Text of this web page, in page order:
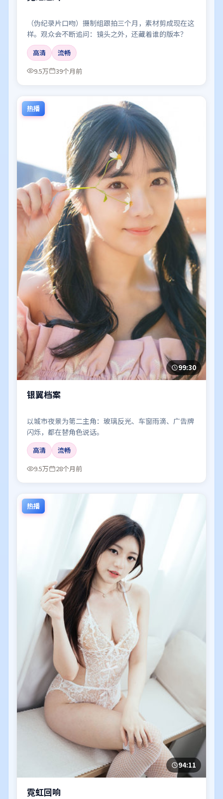
（伪纪录片口吻）摄制组跟拍三个月，素材剪成现在这
样。观众会不断追问：镜头之外，还藏着谁的版本？
高清
流畅
9.5万
39个月前
热播
99:30
银翼档案
以城市夜景为第二主角：玻璃反光、车窗雨滴、广告牌
闪烁，都在替角色说话。
高清
流畅
9.5万
28个月前
热播
94:11
霓虹回响